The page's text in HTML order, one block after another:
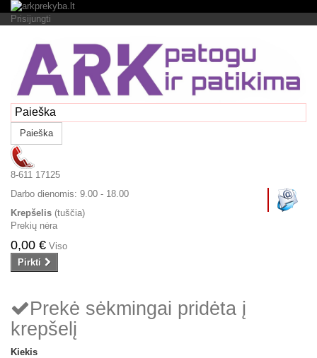
Prisijungti
Paieška
8-611 17125
Darbo dienomis: 9.00 - 18.00
Krepšelis (tuščia)
Prekių nėra
0,00 € Viso
Pirkti
Prekė sėkmingai pridėta į
krepšelį
Kiekis